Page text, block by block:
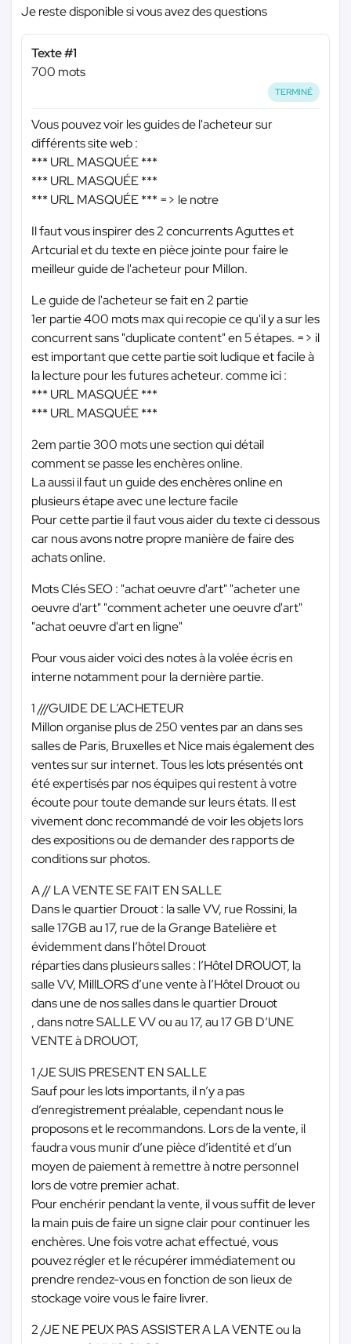
Je reste disponible si vous avez des questions
Texte #1
700 mots
TERMINÉ
Vous pouvez voir les guides de l'acheteur sur
différents site web :
*** URL MASQUÉE ***
*** URL MASQUÉE ***
*** URL MASQUÉE *** => le notre
Il faut vous inspirer des 2 concurrents Aguttes et
Artcurial et du texte en pièce jointe pour faire le
meilleur guide de l'acheteur pour Millon.
Le guide de l'acheteur se fait en 2 partie
1er partie 400 mots max qui recopie ce qu'il y a sur les
concurrent sans "duplicate content" en 5 étapes. => il
est important que cette partie soit ludique et facile à
la lecture pour les futures acheteur. comme ici :
*** URL MASQUÉE ***
*** URL MASQUÉE ***
2em partie 300 mots une section qui détail
comment se passe les enchères online.
La aussi il faut un guide des enchères online en
plusieurs étape avec une lecture facile
Pour cette partie il faut vous aider du texte ci dessous
car nous avons notre propre manière de faire des
achats online.
Mots Clés SEO : "achat oeuvre d'art" "acheter une
oeuvre d'art" "comment acheter une oeuvre d'art"
"achat oeuvre d'art en ligne"
Pour vous aider voici des notes à la volée écris en
interne notamment pour la dernière partie.
1 ///GUIDE DE L’ACHETEUR
Millon organise plus de 250 ventes par an dans ses
salles de Paris, Bruxelles et Nice mais également des
ventes sur sur internet. Tous les lots présentés ont
été expertisés par nos équipes qui restent à votre
écoute pour toute demande sur leurs états. Il est
vivement donc recommandé de voir les objets lors
des expositions ou de demander des rapports de
conditions sur photos.
A // LA VENTE SE FAIT EN SALLE
Dans le quartier Drouot : la salle VV, rue Rossini, la
salle 17GB au 17, rue de la Grange Batelière et
évidemment dans l’hôtel Drouot
réparties dans plusieurs salles : l’Hôtel DROUOT, la
salle VV, MillLORS d’une vente à l’Hôtel Drouot ou
dans une de nos salles dans le quartier Drouot
, dans notre SALLE VV ou au 17, au 17 GB D’UNE
VENTE à DROUOT,
1 /JE SUIS PRESENT EN SALLE
Sauf pour les lots importants, il n’y a pas
d’enregistrement préalable, cependant nous le
proposons et le recommandons. Lors de la vente, il
faudra vous munir d’une pièce d’identité et d’un
moyen de paiement à remettre à notre personnel
lors de votre premier achat.
Pour enchérir pendant la vente, il vous suffit de lever
la main puis de faire un signe clair pour continuer les
enchères. Une fois votre achat effectué, vous
pouvez régler et le récupérer immédiatement ou
prendre rendez-vous en fonction de son lieux de
stockage voire vous le faire livrer.
2 /JE NE PEUX PAS ASSISTER A LA VENTE ou la